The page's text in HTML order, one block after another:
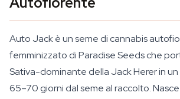
Auto Jack è un seme di cannabis
femminizzato di Paradise Seeds che
Sativa-dominante della Jack Herer in
65–70 giorni dal seme al raccolto.